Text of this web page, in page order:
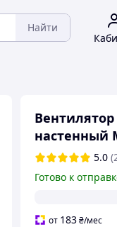
Найти
настенный
5.0
Готово к
от 183 ₴/мес